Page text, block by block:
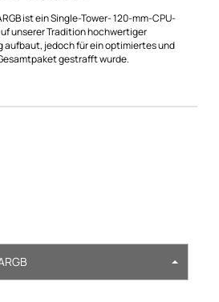
ist ein Single-Tower- 120-mm-CPU-
unserer Tradition hochwertiger
aufbaut, jedoch für ein optimiertes und
gestrafft wurde.